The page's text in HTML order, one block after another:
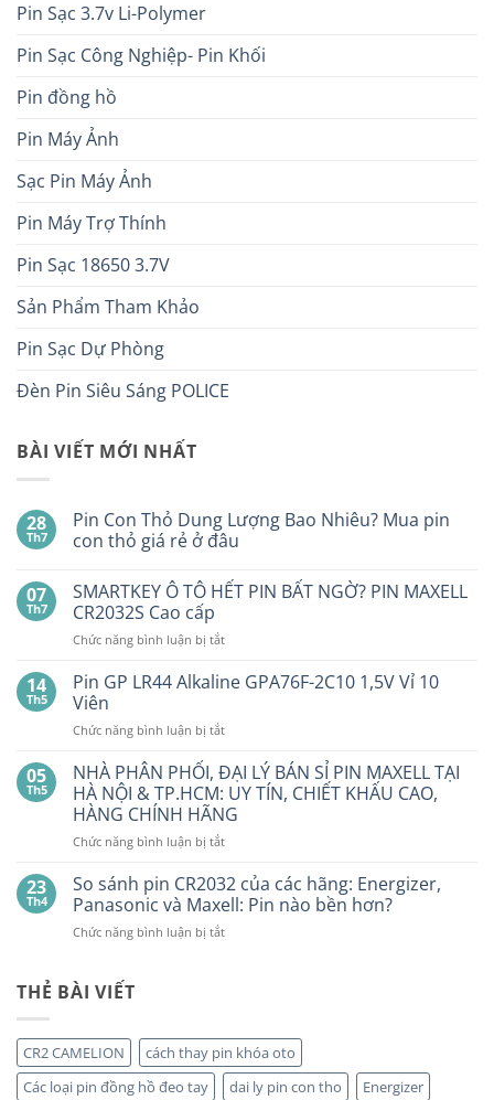
Pin Sạc 3.7v Li-Polymer
Pin Sạc Công Nghiệp- Pin Khối
Pin đồng hồ
Pin Máy Ảnh
Sạc Pin Máy Ảnh
Pin Máy Trợ Thính
Pin Sạc 18650 3.7V
Sản Phẩm Tham Khảo
Pin Sạc Dự Phòng
Đèn Pin Siêu Sáng POLICE
BÀI VIẾT MỚI NHẤT
28
Th7
Pin Con Thỏ Dung Lượng Bao Nhiêu? Mua pin
con thỏ giá rẻ ở đâu
bình
luận
ở
Pin
Con
Dung
Lượng
Bao
Mua
con
thỏ
giá
rẻ
ở
đâu
07
Th7
SMARTKEY Ô TÔ HẾT PIN BẤT NGỜ? PIN MAXELL
CR2032S Cao cấp
Chức năng bình luận bị tắtở
Ô
TÔ
PIN
NGỜ?
PIN
MAXELL
CR2032S Cao
cấp
14
Th5
Pin GP LR44 Alkaline GPA76F-2C10 1,5V Vỉ 10
Viên
Chức năng bình luận bị tắtở
GP
LR44
Alkaline
GPA76F-
2C10
Vỉ
10
Viên
05
Th5
NHÀ PHÂN PHỐI, ĐẠI LÝ BÁN SỈ PIN MAXELL TẠI
HÀ NỘI & TP.HCM: UY TÍN, CHIẾT KHẤU CAO,
HÀNG CHÍNH HÃNG
Chức năng bình luận bị tắtở
PHÂN
PHỐI,
ĐẠI
LÝ
HÀ
NỘI
&
23
Th4
So sánh pin CR2032 của các hãng: Energizer,
Panasonic và Maxell: Pin nào bền hơn?
Chức năng bình luận bị tắtở
các
hãng:
Energizer,
THẺ BÀI VIẾT
CR2 CAMELION
cách thay pin khóa oto
Các loại pin đồng hồ đeo tay
dai ly pin con tho Energizer